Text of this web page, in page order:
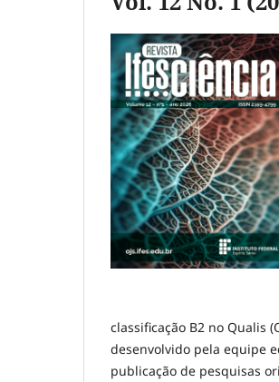
classificação B2 no Qualis
desenvolvido pela equipe
publicação de pesquisas